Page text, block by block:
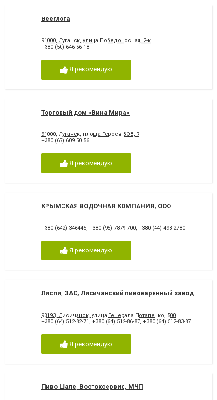
Beerлога
91000, Луганск, улица Победоносная, 2-к
+380 (50) 646-66-18
Я рекомендую
Торговый дом «Вина Мира»
91000, Луганск, площа Героев ВОВ, 7
+380 (67) 609 50 56
Я рекомендую
КРЫМСКАЯ ВОДОЧНАЯ КОМПАНИЯ, ООО
+380 (642) 346445, +380 (95) 7879 700, +380 (44) 498 2780
Я рекомендую
Лиспи, ЗАО, Лисичанский пивоваренный завод
93193, Лисичанск, улица Генерала Потапенко, 500
+380 (64) 512-82-71 , +380 (64) 512-86-87, +380 (64) 512-83-87
Я рекомендую
Пиво Шале, Востоксервис, МЧП